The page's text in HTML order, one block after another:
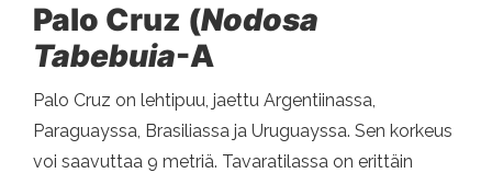
Palo Cruz (Nodosa
Tabebuia-A
Palo Cruz on lehtipuu, jaettu Argentiinassa,
Paraguayssa, Brasiliassa ja Uruguayssa. Sen korkeus
voi saavuttaa 9 metriä. Tavaratilassa on erittäin